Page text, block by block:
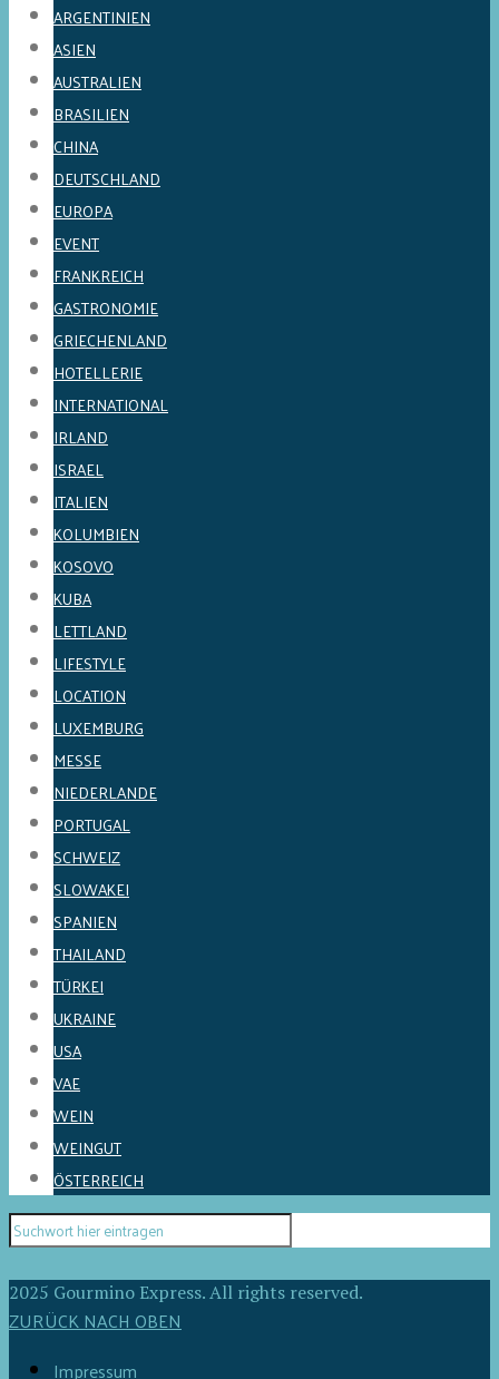
ARGENTINIEN
ASIEN
AUSTRALIEN
BRASILIEN
CHINA
DEUTSCHLAND
EUROPA
EVENT
FRANKREICH
GASTRONOMIE
GRIECHENLAND
HOTELLERIE
INTERNATIONAL
IRLAND
ISRAEL
ITALIEN
KOLUMBIEN
KOSOVO
KUBA
LETTLAND
LIFESTYLE
LOCATION
LUXEMBURG
MESSE
NIEDERLANDE
PORTUGAL
SCHWEIZ
SLOWAKEI
SPANIEN
THAILAND
TÜRKEI
UKRAINE
USA
VAE
WEIN
WEINGUT
ÖSTERREICH
2025 Gourmino Express. All rights reserved.
ZURÜCK NACH OBEN
Impressum